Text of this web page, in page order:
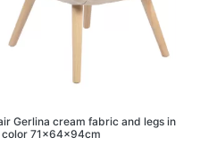
Gerlina cream fabric and legs in
color 71x64x94cm